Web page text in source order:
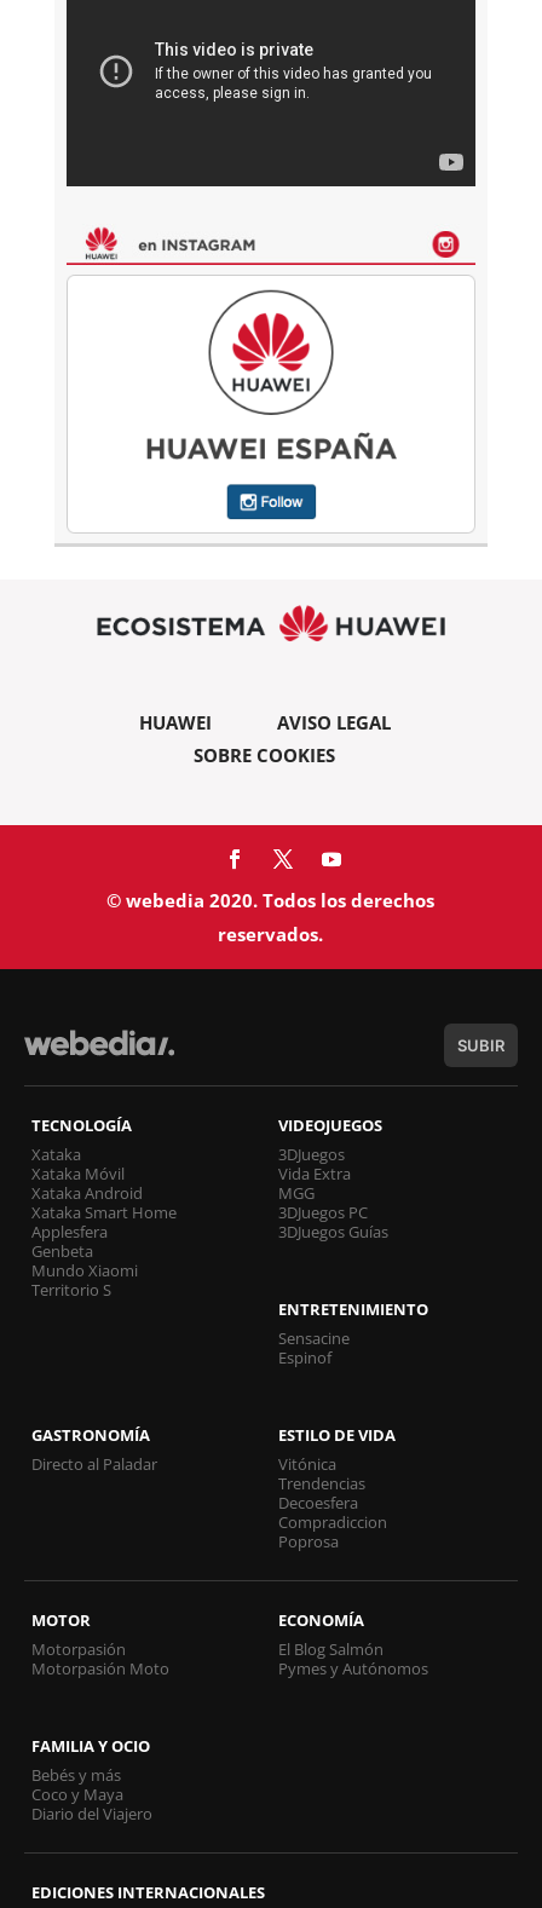
HUAWEI
AVISO LEGAL
SOBRE COOKIES
© webedia 2020. Todos los derechos
reservados.
SUBIR
TECNOLOGÍA
Xataka
Xataka Móvil
Xataka Android
Xataka Smart Home
Applesfera
Genbeta
Mundo Xiaomi
Territorio S
VIDEOJUEGOS
3DJuegos
Vida Extra
MGG
3DJuegos PC
3DJuegos Guías
ENTRETENIMIENTO
Sensacine
Espinof
GASTRONOMÍA
Directo al Paladar
ESTILO DE VIDA
Vitónica
Trendencias
Decoesfera
Compradiccion
Poprosa
MOTOR
Motorpasión
Motorpasión Moto
ECONOMÍA
El Blog Salmón
Pymes y Autónomos
FAMILIA Y OCIO
Bebés y más
Coco y Maya
Diario del Viajero
EDICIONES INTERNACIONALES